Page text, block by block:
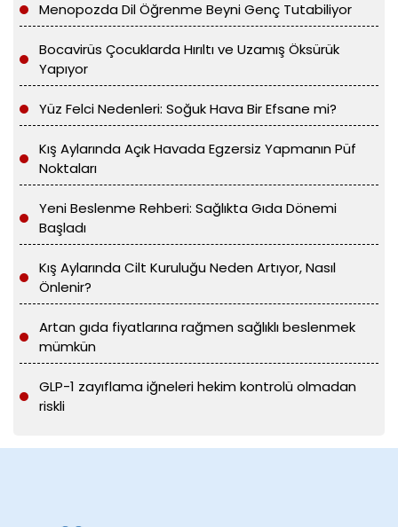
Menopozda Dil Öğrenme Beyni Genç Tutabiliyor
Bocavirüs Çocuklarda Hırıltı ve Uzamış Öksürük
Yapıyor
Yüz Felci Nedenleri: Soğuk Hava Bir Efsane mi?
Kış Aylarında Açık Havada Egzersiz Yapmanın Püf
Noktaları
Yeni Beslenme Rehberi: Sağlıkta Gıda Dönemi
Başladı
Kış Aylarında Cilt Kuruluğu Neden Artıyor, Nasıl
Önlenir?
Artan gıda fiyatlarına rağmen sağlıklı beslenmek
mümkün
GLP-1 zayıflama iğneleri hekim kontrolü olmadan
riskli